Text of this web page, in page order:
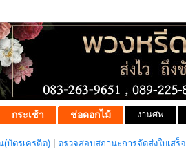
กระเช้า ช่อดอกไม้ งานศพ
(บัตรเครดิต) ตรวจสอบสถานะการจัดส่งใบเสร็จ